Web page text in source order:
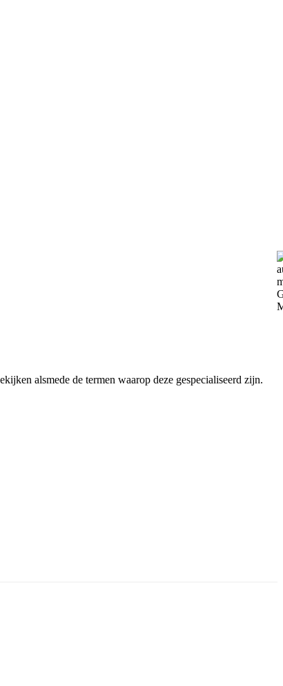
alsmede de termen waarop deze gespecialiseerd zijn.